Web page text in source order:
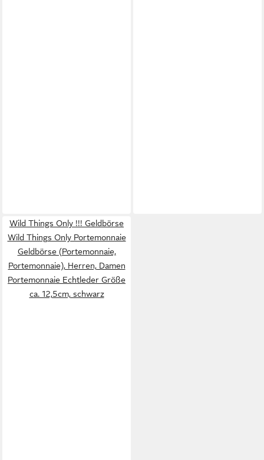
Wild Things Only !!! Geldbörse
Wild Things Only Portemonnaie
Geldbörse (Portemonnaie,
Portemonnaie), Herren, Damen
Portemonnaie Echtleder Größe
ca. 12,5cm, schwarz